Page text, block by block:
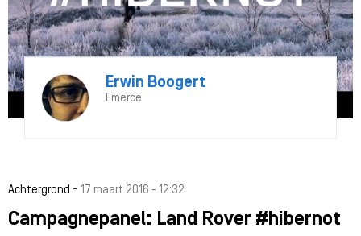
Erwin Boogert
Emerce
Achtergrond - 17 maart 2016 - 12:32
Campagnepanel: Land Rover #hibernot